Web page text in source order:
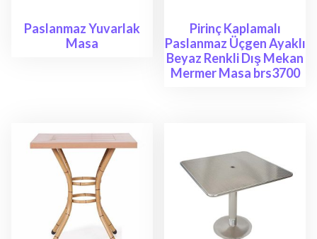
Paslanmaz Yuvarlak
Masa
Pirinç Kaplamalı
Paslanmaz Üçgen Ayaklı
Beyaz Renkli Dış Mekan
Mermer Masa brs3700